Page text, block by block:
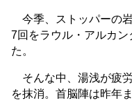
今季、ストッパーの
7回をラウル・アルカ
た。
そんな中、湯浅が疲
を抹消。首脳陣は昨年